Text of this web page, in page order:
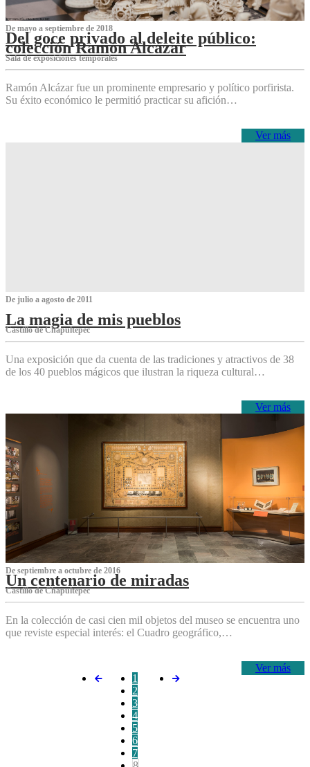
De mayo a septiembre de 2018
Del goce privado al deleite público:
colección Ramón Alcázar
Sala de exposiciones temporales
Ramón Alcázar fue un prominente empresario y político porfirista.
Su éxito económico le permitió practicar su afición…
Ver más
De julio a agosto de 2011
La magia de mis pueblos
Castillo de Chapultepec
Una exposición que da cuenta de las tradiciones y atractivos de 38
de los 40 pueblos mágicos que ilustran la riqueza cultural…
Ver más
De septiembre a octubre de 2016
Un centenario de miradas
Castillo de Chapultepec
En la colección de casi cien mil objetos del museo se encuentra uno
que reviste especial interés: el Cuadro geográfico,…
Ver más
1
2
3
4
5
6
7